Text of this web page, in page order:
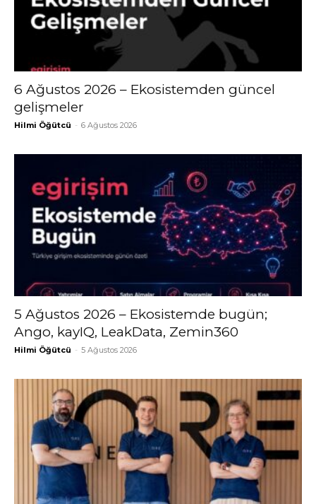
6 Ağustos 2026 – Ekosistemden güncel
gelişmeler
Hilmi Öğütcü - 6 Ağustos 2026
5 Ağustos 2026 – Ekosistemde bugün;
Ango, kayIQ, LeakData, Zemin360
Hilmi Öğütcü - 5 Ağustos 2026